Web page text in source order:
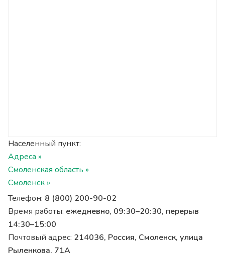
Населенный пункт:
Адреса »
Смоленская область »
Смоленск »
Телефон: 8 (800) 200-90-02
Время работы: ежедневно, 09:30–20:30, перерыв
14:30–15:00
Почтовый адрес: 214036, Россия, Смоленск, улица
Рыленкова, 71А